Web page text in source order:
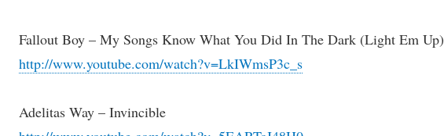
Fallout Boy – My Songs Know What You Did In The Dark (Light Em Up)
http://www.youtube.com/watch?v=LkIWmsP3c_s
Adelitas Way – Invincible